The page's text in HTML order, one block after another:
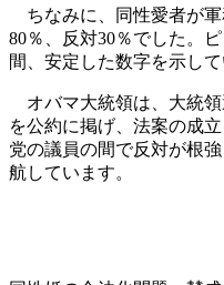
ちなみに、同性愛者が
80％、反対30％でした。
間、安定した数字を示し
オバマ大統領は、大統
を公約に掲げ、法案の成
党の議員の間で反対が根強
航しています。